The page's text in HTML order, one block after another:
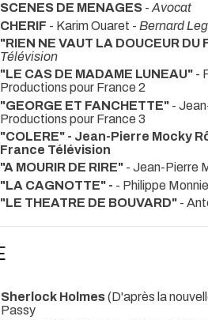
SCENES DE MENAGES - Avocat
CHERIF - Karim Ouaret - Bernard
"RIEN NE VAUT LA DOUCEUR DU
Télévision
"LE CAS DE MADAME LUNEAU" -
Productions pour France 2
"GEORGE ET FANCHETTE" -
Productions pour France 3
"COLERE" - Jean-Pierre Mocky
France Télévision
"A MOURIR DE RIRE" - Jean-Pierre
"LA CAGNOTTE" - - Philippe
"LE THEATRE DE BOUVARD" -
Sherlock Holmes(D'après la
Passy